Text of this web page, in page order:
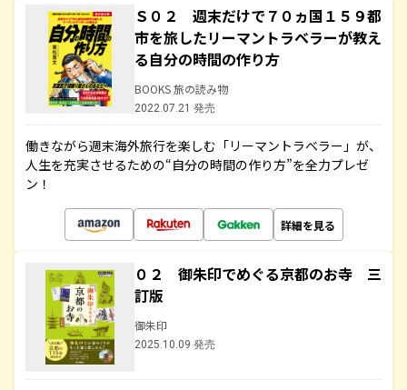
Ｓ０２ 週末だけで７０ヵ国１５９都
市を旅したリーマントラベラーが教え
る自分の時間の作り方
BOOKS 旅の読み物
2022.07.21 発売
働きながら週末海外旅行を楽しむ「リーマントラベラー」が、
人生を充実させるための“自分の時間の作り方”を全力プレゼ
ン！
詳細を見る
０２ 御朱印でめぐる京都のお寺 三
訂版
御朱印
2025.10.09 発売